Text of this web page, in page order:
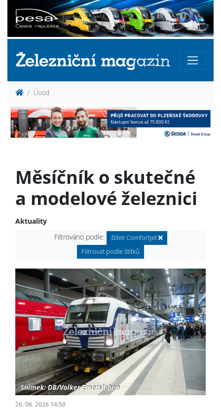
Úvod
Měsíčník o skutečné
a modelové železnici
Aktuality
Filtrováno podle:
štítekComfortjet
Filtrovat podle štítků
26. 06. 2026 14:50